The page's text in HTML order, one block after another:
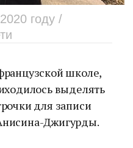
году /
школе,
выделять
для записи
Джигурды.